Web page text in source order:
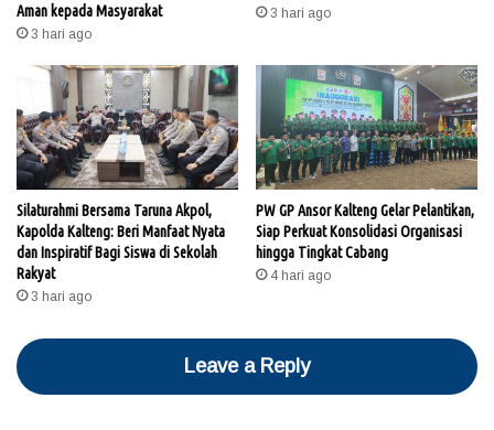
Aman kepada Masyarakat
3 hari ago
3 hari ago
Silaturahmi Bersama Taruna Akpol,
Kapolda Kalteng: Beri Manfaat Nyata
dan Inspiratif Bagi Siswa di Sekolah
Rakyat
3 hari ago
PW GP Ansor Kalteng Gelar Pelantikan,
Siap Perkuat Konsolidasi Organisasi
hingga Tingkat Cabang
4 hari ago
Leave a Reply